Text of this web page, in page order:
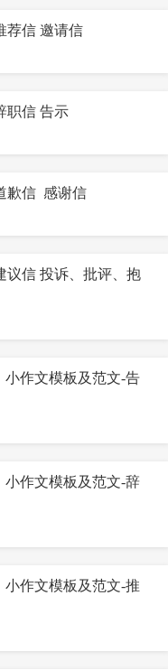
荐信 邀请信
职信 告示
歉信 感谢信
议信 投诉、批评、抱
小作文模板及范文-告
小作文模板及范文-辞
小作文模板及范文-推